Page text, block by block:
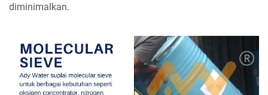
diminimalkan.